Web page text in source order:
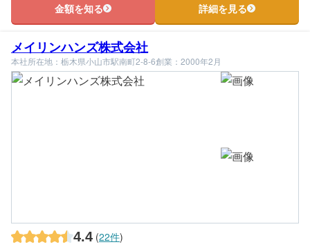
金額を知る 詳細を見る
メイリンハンズ株式会社
本社所在地：栃木県小山市駅南町2-8-6創業：2000年2月
4.4 (22件)